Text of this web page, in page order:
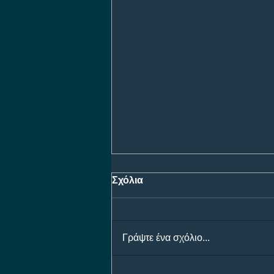
Σχόλια
Γράψτε ένα σχόλιο...